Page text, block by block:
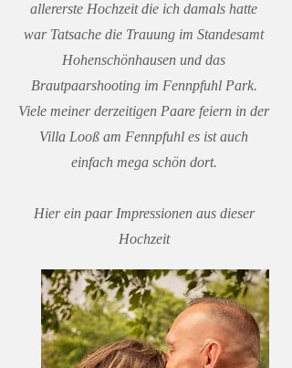
allererste Hochzeit die ich damals hatte
war Tatsache die Trauung im Standesamt
Hohenschönhausen und das
Brautpaarshooting im Fennpfuhl Park.
​Viele meiner derzeitigen Paare feiern in der
Villa Looß am Fennpfuhl es ist auch
einfach mega schön dort.
Hier ein paar Impressionen aus dieser
Hochzeit